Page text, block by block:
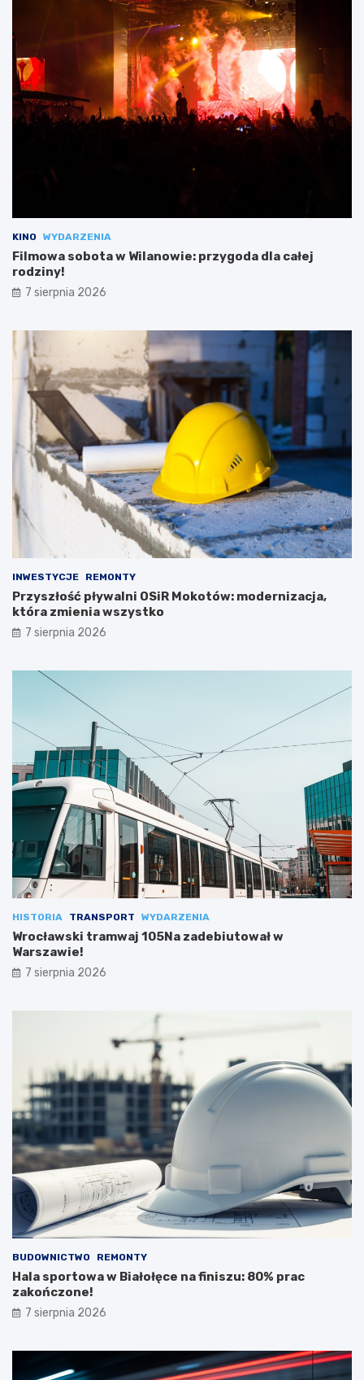
KINO WYDARZENIA
Filmowa sobota w Wilanowie: przygoda dla całej
rodziny!
7 sierpnia 2026
INWESTYCJE REMONTY
Przyszłość pływalni OSiR Mokotów: modernizacja,
która zmienia wszystko
7 sierpnia 2026
HISTORIA TRANSPORT WYDARZENIA
Wrocławski tramwaj 105Na zadebiutował w
Warszawie!
7 sierpnia 2026
BUDOWNICTWO REMONTY
Hala sportowa w Białołęce na finiszu: 80% prac
zakończone!
7 sierpnia 2026